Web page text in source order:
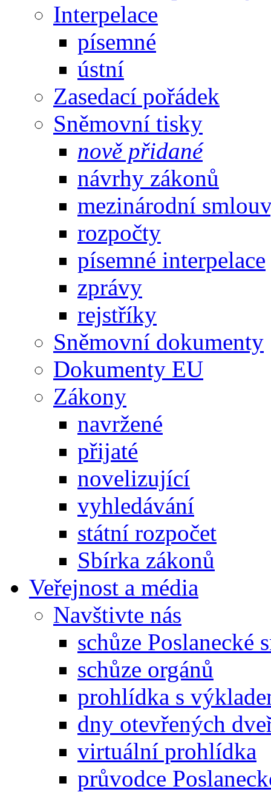
Interpelace
písemné
ústní
Zasedací pořádek
Sněmovní tisky
nově přidané
návrhy zákonů
mezinárodní
rozpočty
písemné interpelace
zprávy
rejstříky
Sněmovní dokumenty
Dokumenty EU
Zákony
navržené
přijaté
novelizující
vyhledávání
státní rozpočet
Sbírka zákonů
Veřejnost a média
Navštivte nás
schůze Poslanecké
schůze orgánů
prohlídka s
dny otevřených
virtuální prohlídka
průvodce